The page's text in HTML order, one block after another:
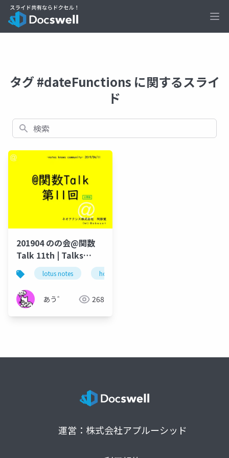
タグ #dateFunctions に関するスライ
ド
検索
201904 のの会@関数
Talk 11th | Talks
around @Functions
in Notes and Domino
lotus notes hcl technologies
あう゛ 268
運営：株式会社アプルーシッド